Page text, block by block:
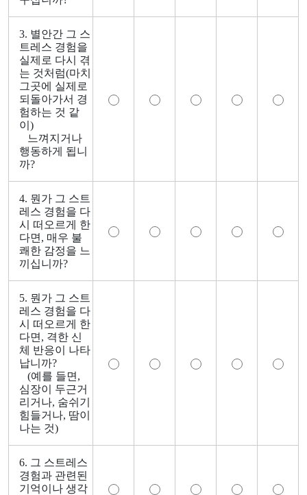
3. 별안간 그 스
트레스 경험을
실제로 다시 겪
는 것처럼(마치
그곳에 실제로
되돌아가서 경
험하는 것 같
이)
느껴지거나
행동하게 됩니
까?
4. 뭔가 그 스트
레스 경험을 다
시 떠오르게 한
다면, 매우 불
쾌한 감정을 느
끼십니까?
5. 뭔가 그 스트
레스 경험을 다
시 떠오르게 한
다면, 격한 신
체 반응이 나타
납니까?
(예를 들면,
심장이 두근거
리거나, 숨쉬기
힘들거나, 땀이
나는 것)
6. 그 스트레스
경험과 관련된
기억이나 생각